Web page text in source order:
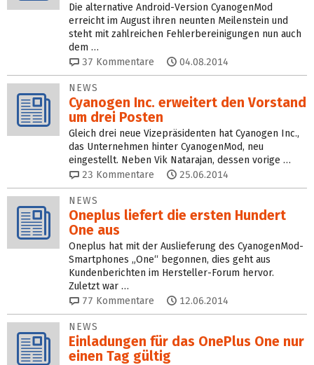
Die alternative Android-Version CyanogenMod
erreicht im August ihren neunten Meilenstein und
steht mit zahlreichen Fehlerbereinigungen nun auch
dem …
37 Kommentare 04.08.2014
NEWS
Cyanogen Inc. erweitert den Vorstand
um drei Posten
Gleich drei neue Vizepräsidenten hat Cyanogen Inc.,
das Unternehmen hinter CyanogenMod, neu
eingestellt. Neben Vik Natarajan, dessen vorige …
23 Kommentare 25.06.2014
NEWS
Oneplus liefert die ersten Hundert
One aus
Oneplus hat mit der Auslieferung des CyanogenMod-
Smartphones „One“ begonnen, dies geht aus
Kundenberichten im Hersteller-Forum hervor.
Zuletzt war …
77 Kommentare 12.06.2014
NEWS
Einladungen für das OnePlus One nur
einen Tag gültig